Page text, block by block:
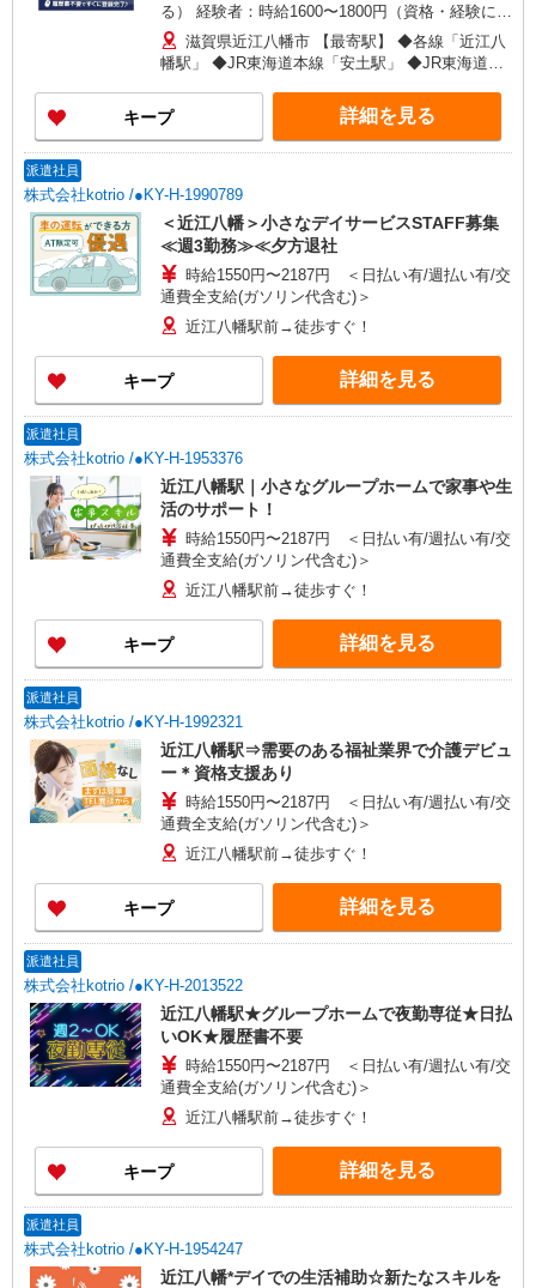
る） 経験者：時給1600〜1800円（資格・経験によ
る） ◎月収例 時給1800円×1日8時間×22日（週5
日）＝31万6800円 ◆昇給あり ◆支払い方法 ※日
払い/週払い/月払い対応も可能です。詳しくは面談
時にご相談ください。 ◆交通費：別途全額支給 ※
当社規定あり
滋賀県近江八幡市 【最寄駅】 ◆各線「近江八
幡駅」 ◆JR東海道本線「安土駅」 ◆JR東海道本
す！
キープ 詳細を見る
派遣社員
株式会社kotrio /●KY-H-1990789
＜近江八幡＞小さなデイサービスSTAFF募集
≪週3勤務≫≪夕方退社
時給1550円〜2187円 ＜日払い有/週払い有/交
通費全支給(ガソリン代含む)＞
近江八幡駅前→徒歩すぐ！
キープ 詳細を見る
派遣社員
株式会社kotrio /●KY-H-1953376
近江八幡駅｜小さなグループホームで家事や生
活のサポート！
時給1550円〜2187円 ＜日払い有/週払い有/交
通費全支給(ガソリン代含む)＞
近江八幡駅前→徒歩すぐ！
キープ 詳細を見る
派遣社員
株式会社kotrio /●KY-H-1992321
近江八幡駅⇒需要のある福祉業界で介護デビュ
ー＊資格支援あり
時給1550円〜2187円 ＜日払い有/週払い有/交
通費全支給(ガソリン代含む)＞
近江八幡駅前→徒歩すぐ！
キープ 詳細を見る
派遣社員
株式会社kotrio /●KY-H-2013522
近江八幡駅★グループホームで夜勤専従★日払
いOK★履歴書不要
時給1550円〜2187円 ＜日払い有/週払い有/交
通費全支給(ガソリン代含む)＞
近江八幡駅前→徒歩すぐ！
キープ 詳細を見る
派遣社員
株式会社kotrio /●KY-H-1954247
近江八幡*デイでの生活補助☆新たなスキルを